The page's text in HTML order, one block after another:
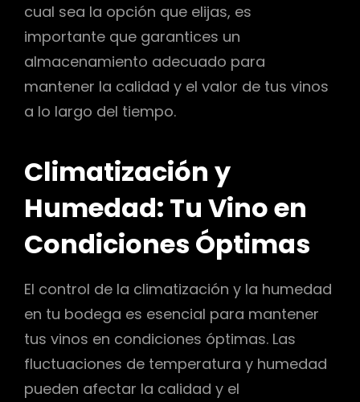
cual sea la opción que elijas, es
importante que garantices un
almacenamiento adecuado para
mantener la calidad y el valor de tus vinos
a lo largo del tiempo.
Climatización y
Humedad: Tu Vino en
Condiciones Óptimas
El control de la climatización y la humedad
en tu bodega es esencial para mantener
tus vinos en condiciones óptimas. Las
fluctuaciones de temperatura y humedad
pueden afectar la calidad y el